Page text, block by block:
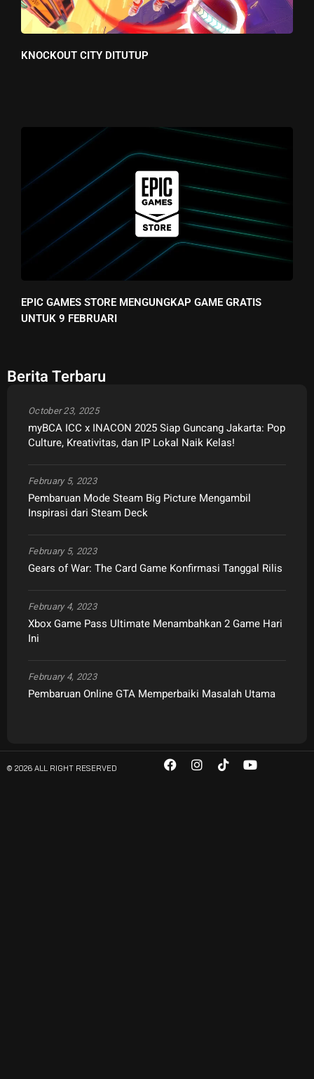
KNOCKOUT CITY DITUTUP
EPIC GAMES STORE MENGUNGKAP GAME GRATIS
UNTUK 9 FEBRUARI
Berita Terbaru
myBCA ICC x INACON 2025 Siap Guncang Jakarta: Pop
Culture, Kreativitas, dan IP Lokal Naik Kelas!
October 23, 2025
Pembaruan Mode Steam Big Picture Mengambil
Inspirasi dari Steam Deck
February 5, 2023
Gears of War: The Card Game Konfirmasi Tanggal Rilis
February 5, 2023
Xbox Game Pass Ultimate Menambahkan 2 Game Hari
Ini
February 4, 2023
Pembaruan Online GTA Memperbaiki Masalah Utama
February 4, 2023
© 2026 ALL RIGHT RESERVED